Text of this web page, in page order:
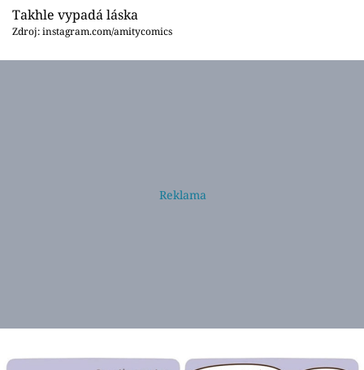
Takhle vypadá láska
Zdroj: instagram.com/amitycomics